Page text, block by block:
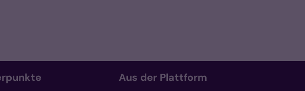
Aus der Plattform